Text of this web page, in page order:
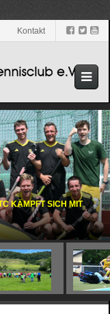
Kontakt
KÄMPFT SICH MIT